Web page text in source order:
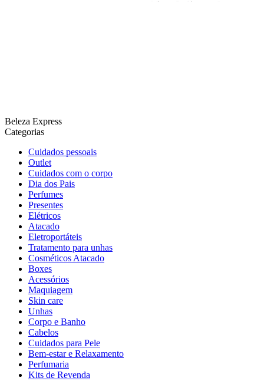
Beleza Express
Categorias
Cuidados pessoais
Outlet
Cuidados com o corpo
Dia dos Pais
Perfumes
Presentes
Elétricos
Atacado
Eletroportáteis
Tratamento para unhas
Cosméticos Atacado
Boxes
Acessórios
Maquiagem
Skin care
Unhas
Corpo e Banho
Cabelos
Cuidados para Pele
Bem-estar e Relaxamento
Perfumaria
Kits de Revenda